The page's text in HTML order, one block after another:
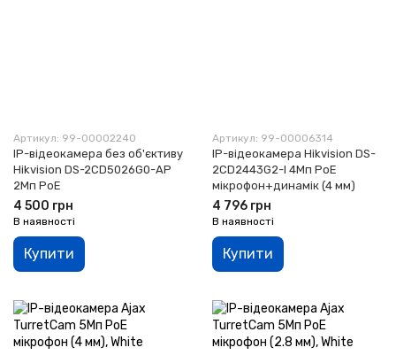
Артикул: 99-00002240
IP-відеокамера без об'єктиву
Hikvision DS-2CD5026G0-AP
2Мп PoE
4 500 грн
В наявності
Купити
Артикул: 99-00006314
IP-відеокамера Hikvision DS-
2CD2443G2-I 4Мп PoE
мікрофон+динамік (4 мм)
4 796 грн
В наявності
Купити